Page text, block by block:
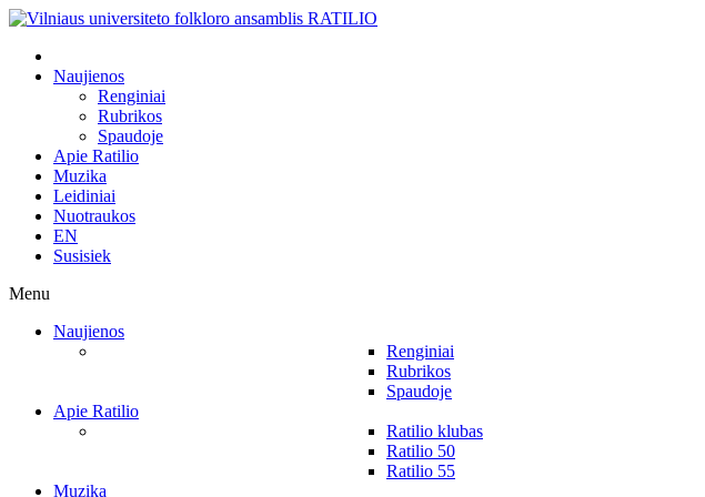
Naujienos
Renginiai
Rubrikos
Spaudoje
Apie Ratilio
Muzika
Leidiniai
Nuotraukos
EN
Susisiek
Menu
Naujienos
Renginiai
Rubrikos
Spaudoje
Apie Ratilio
Ratilio klubas
Ratilio 50
Ratilio 55
Muzika